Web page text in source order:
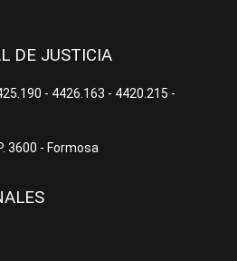
DE JUSTICIA
- 4426.163 - 4420.215 -
3600 - Formosa